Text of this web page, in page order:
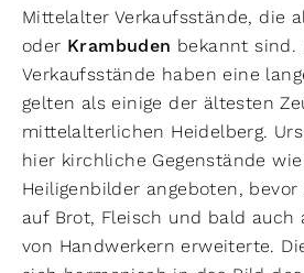
Mittelalter Verkaufsstände, die
oder Krambuden bekannt sind.
Verkaufsstände haben eine
gelten als einige der ältesten
mittelalterlichen Heidelberg.
hier kirchliche Gegenstände
Heiligenbilder angeboten,
auf Brot, Fleisch und bald auch
von Handwerkern erweiterte.